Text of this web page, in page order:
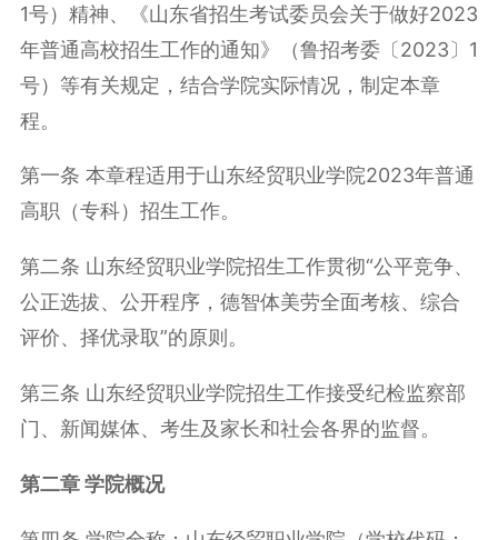
1号）精神、《山东省招生考试委员会关于做好2023
年普通高校招生工作的通知》（鲁招考委〔2023〕1
号）等有关规定，结合学院实际情况，制定本章
程。
第一条 本章程适用于山东经贸职业学院2023年普通
高职（专科）招生工作。
第二条 山东经贸职业学院招生工作贯彻“公平竞争、
公正选拔、公开程序，德智体美劳全面考核、综合
评价、择优录取”的原则。
第三条 山东经贸职业学院招生工作接受纪检监察部
门、新闻媒体、考生及家长和社会各界的监督。
第二章 学院概况